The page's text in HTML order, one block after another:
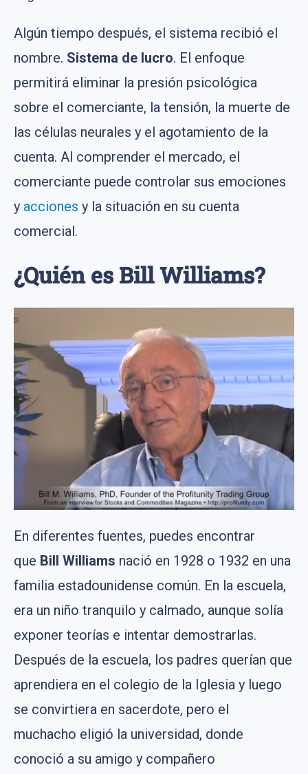
Algún tiempo después, el sistema recibió el
nombre. Sistema de lucro. El enfoque
permitirá eliminar la presión psicológica
sobre el comerciante, la tensión, la muerte de
las células neurales y el agotamiento de la
cuenta. Al comprender el mercado, el
comerciante puede controlar sus emociones
y acciones y la situación en su cuenta
comercial.
¿Quién es Bill Williams?
En diferentes fuentes, puedes encontrar
que Bill Williams nació en 1928 o 1932 en una
familia estadounidense común. En la escuela,
era un niño tranquilo y calmado, aunque solía
exponer teorías e intentar demostrarlas.
Después de la escuela, los padres querían que
aprendiera en el colegio de la Iglesia y luego
se convirtiera en sacerdote, pero el
muchacho eligió la universidad, donde
conoció a su amigo y compañero